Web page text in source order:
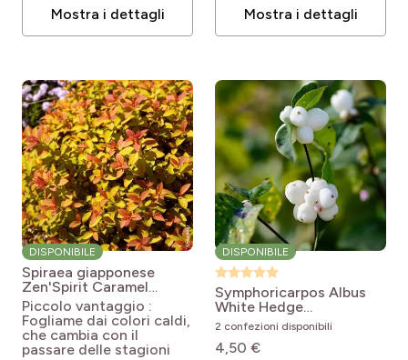
Mostra i dettagli Mostra i dettagli
DISPONIBILE
Spiraea giapponese
Zen'Spirit Caramel
Spiraea japonica
Minspiz02
Piccolo vantaggio :
Fogliame dai colori caldi,
che cambia con il
passare delle stagioni
DISPONIBILE
Symphoricarpos Albus
White Hedge
Symphorycarpos x
doorenboosii White
Hedge
2 confezioni disponibili
4,50 €